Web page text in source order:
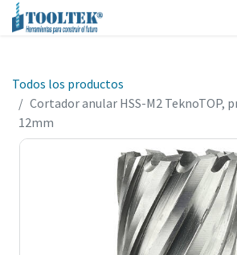
Todos los productos
Cortador anular HSS-M2 TeknoTOP,
12mm